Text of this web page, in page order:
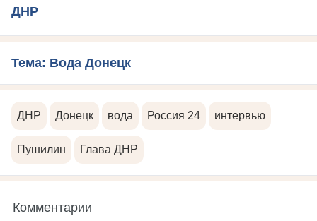
ДНР
Тема: Вода Донецк
ДНР Донецк вода Россия 24 интервью
Пушилин Глава ДНР
Комментарии